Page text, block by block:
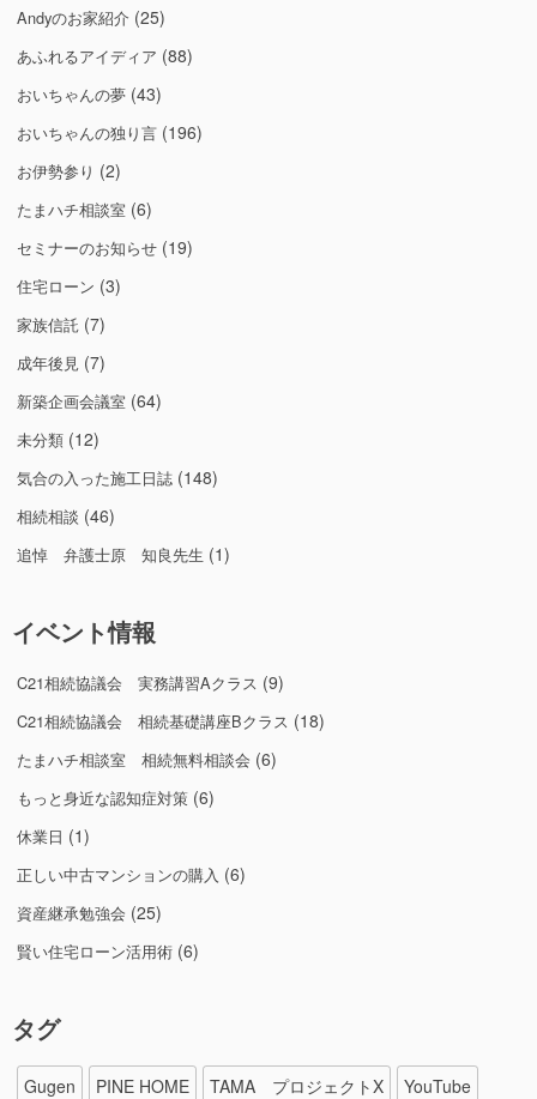
Andyのお家紹介 (25)
あふれるアイディア (88)
おいちゃんの夢 (43)
おいちゃんの独り言 (196)
お伊勢参り (2)
たまハチ相談室 (6)
セミナーのお知らせ (19)
住宅ローン (3)
家族信託 (7)
成年後見 (7)
新築企画会議室 (64)
未分類 (12)
気合の入った施工日誌 (148)
相続相談 (46)
追悼 弁護士原 知良先生 (1)
イベント情報
C21相続協議会 実務講習Aクラス (9)
C21相続協議会 相続基礎講座Bクラス (18)
たまハチ相談室 相続無料相談会 (6)
もっと身近な認知症対策 (6)
休業日 (1)
正しい中古マンションの購入 (6)
資産継承勉強会 (25)
賢い住宅ローン活用術 (6)
タグ
Gugen PINE HOME TAMA プロジェクトX YouTube